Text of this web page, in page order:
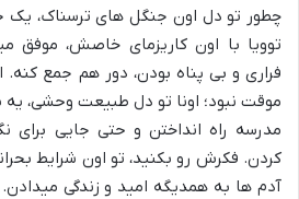
چطور تو دل اون جنگل های ترسناک، یک
توویا با اون کاریزمای خاصش،
فراری و بی پناه بودن، دور هم جمع
موقت نبود؛ اونا تو دل طبیعت وحشی،
مدرسه راه انداختن و حتی جایی برای
کردن. فکرش رو بکنید، تو اون شرایط
آدم ها به همدیگه امید و زندگی